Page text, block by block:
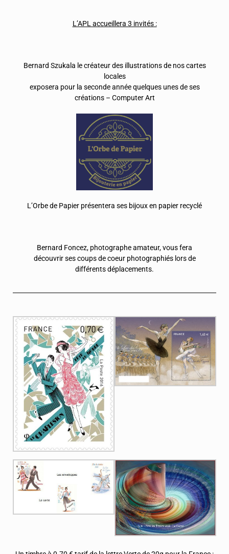
L’APL accueillera 3 invités :
Bernard Szukala le créateur des illustrations de nos cartes
locales
exposera pour la seconde année quelques unes de ses
créations – Computer Art
L’Orbe de Papier présentera ses bijoux en papier recyclé
Bernard Foncez, photographe amateur, vous fera
découvrir ses coups de coeur photographiés lors de
différents déplacements.